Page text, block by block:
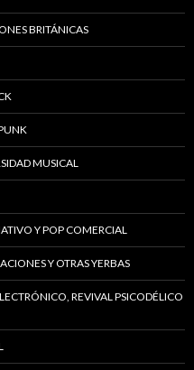
BRITÁNICAS
MUSICAL
Y POP COMERCIAL
Y OTRAS YERBAS
REVIVAL PSICODÉLICO